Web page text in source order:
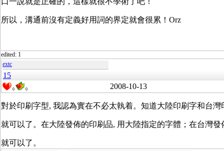
所以，溝通前沒有定義好用詞的界定就會很累！Orz
edited: 1
extc
15
0 0 2008-10-13
對於印刷字型, 我認為實在不必太執着。知道大陸印刷字和台灣
就可以了。在大陸發佈的印刷品, 用大陸指定的字體；在台灣
就可以了。